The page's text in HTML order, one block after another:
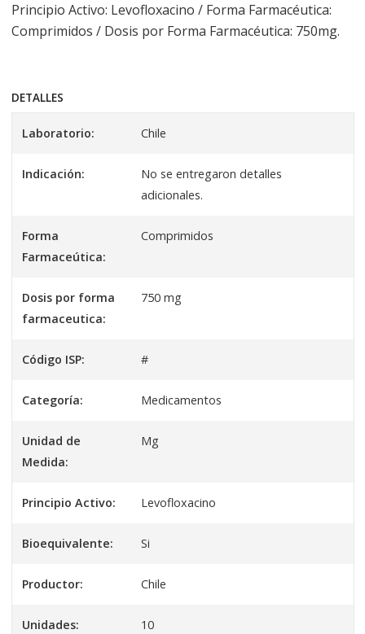
Principio Activo: Levofloxacino / Forma Farmacéutica:
Comprimidos / Dosis por Forma Farmacéutica: 750mg.
DETALLES
Laboratorio: Chile
Indicación:
No se entregaron detalles
adicionales.
Forma
Farmaceútica:
Comprimidos
Dosis por forma
farmaceutica:
750 mg
Código ISP: #
Categoría: Medicamentos
Unidad de
Medida:
Mg
Principio Activo: Levofloxacino
Bioequivalente: Si
Productor: Chile
Unidades: 10